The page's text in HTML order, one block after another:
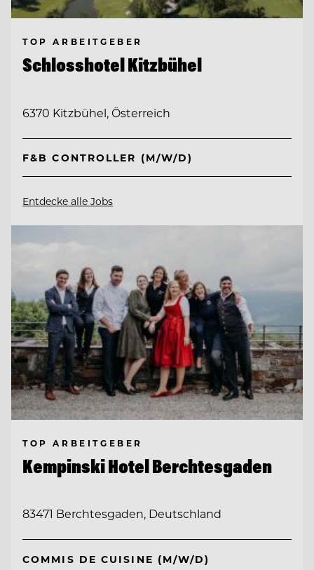
TOP ARBEITGEBER
Schlosshotel Kitzbühel
6370 Kitzbühel, Österreich
F&B CONTROLLER (M/W/D)
Entdecke alle Jobs
TOP ARBEITGEBER
Kempinski Hotel Berchtesgaden
83471 Berchtesgaden, Deutschland
COMMIS DE CUISINE (M/W/D)